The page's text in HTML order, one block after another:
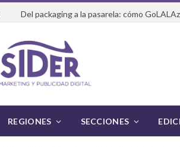
REGIONES SECCIONES